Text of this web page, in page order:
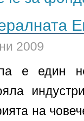
2009
е един
на